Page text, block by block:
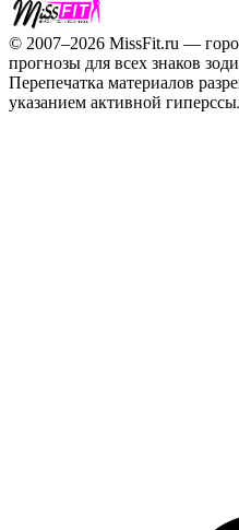
© 2007–2026 MissFit.ru —
прогнозы для всех знаков
Перепечатка материалов
указанием активной